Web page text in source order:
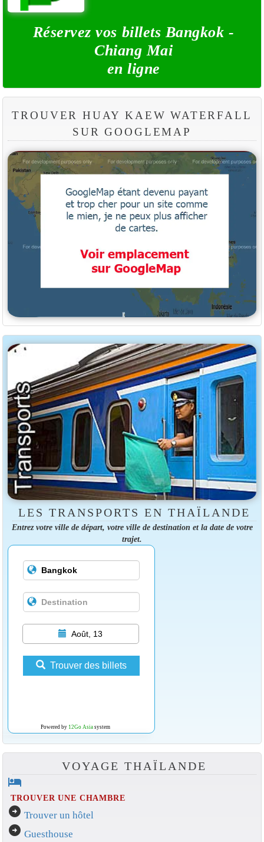
Réservez vos billets Bangkok -
Chiang Mai
en ligne
TROUVER HUAY KAEW WATERFALL
SUR GOOGLEMAP
LES TRANSPORTS EN THAÏLANDE
Entrez votre ville de départ, votre ville de destination et la date de votre
trajet.
Août, 13
Trouver des billets
Powered by 12Go Asiasystem
VOYAGE THAÏLANDE
hotel
TROUVER UNE CHAMBRE
arrow_circle_right Trouver un hôtel
arrow_circle_right Guesthouse